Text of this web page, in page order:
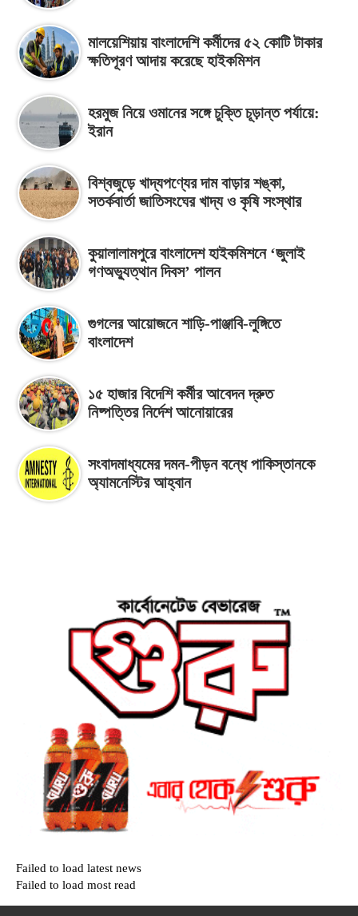
মালয়েশিয়ায় বাংলাদেশি কর্মীদের ৫২ কোটি টাকার
ক্ষতিপূরণ আদায় করেছে হাইকমিশন
হরমুজ নিয়ে ওমানের সঙ্গে চুক্তি চূড়ান্ত পর্যায়ে:
ইরান
বিশ্বজুড়ে খাদ্যপণ্যের দাম বাড়ার শঙ্কা,
সতর্কবার্তা জাতিসংঘের খাদ্য ও কৃষি সংস্থার
কুয়ালালামপুরে বাংলাদেশ হাইকমিশনে ‘জুলাই
গণঅভ্যুত্থান দিবস’ পালন
গুগলের আয়োজনে শাড়ি-পাঞ্জাবি-লুঙ্গিতে
বাংলাদেশ
১৫ হাজার বিদেশি কর্মীর আবেদন দ্রুত
নিষ্পত্তির নির্দেশ আনোয়ারের
সংবাদমাধ্যমের দমন-পীড়ন বন্ধে পাকিস্তানকে
অ্যামনেস্টির আহ্বান
Failed to load latest news
Failed to load most read